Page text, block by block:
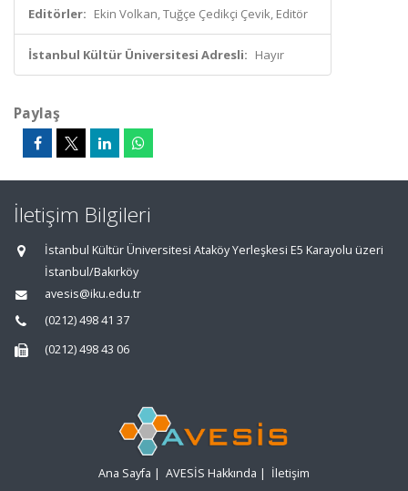
Editörler: Ekin Volkan, Tuğçe Çedikçi Çevik, Editör
İstanbul Kültür Üniversitesi Adresli: Hayır
Paylaş
İletişim Bilgileri
İstanbul Kültür Üniversitesi Ataköy Yerleşkesi E5 Karayolu üzeri
İstanbul/Bakırköy
avesis@iku.edu.tr
(0212) 498 41 37
(0212) 498 43 06
Ana Sayfa | AVESİS Hakkında | İletişim